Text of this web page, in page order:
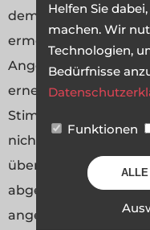
dem die Logindaten
ermöglicht, dass
Angebots aufhalten
erneut das Passwort
Stimmen die
nicht mit dem
überein, wird der
abgebrochen und
angezeigt.
Helfen Sie
machen. Wir
Technologien,
Bedürfnisse
Funktionen
ALLE